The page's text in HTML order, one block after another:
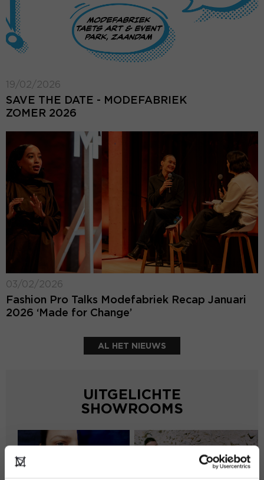
19/02/2026
SAVE THE DATE - MODEFABRIEK
ZOMER 2026
03/02/2026
Fashion Pro Talks Modefabriek Recap Januari
2026 ‘Made for Change’
AL HET NIEUWS
UITGELICHTE
SHOWROOMS